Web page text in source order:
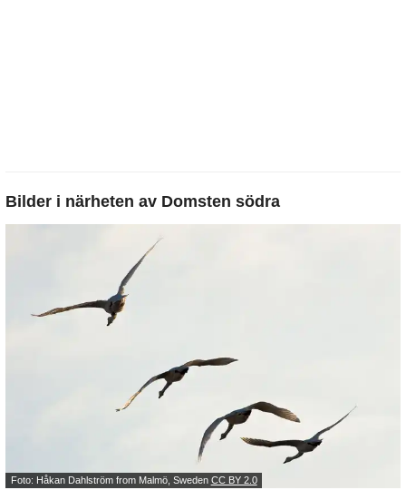
Bilder i närheten av Domsten södra
Foto: Håkan Dahlström from Malmö, Sweden CC BY 2.0